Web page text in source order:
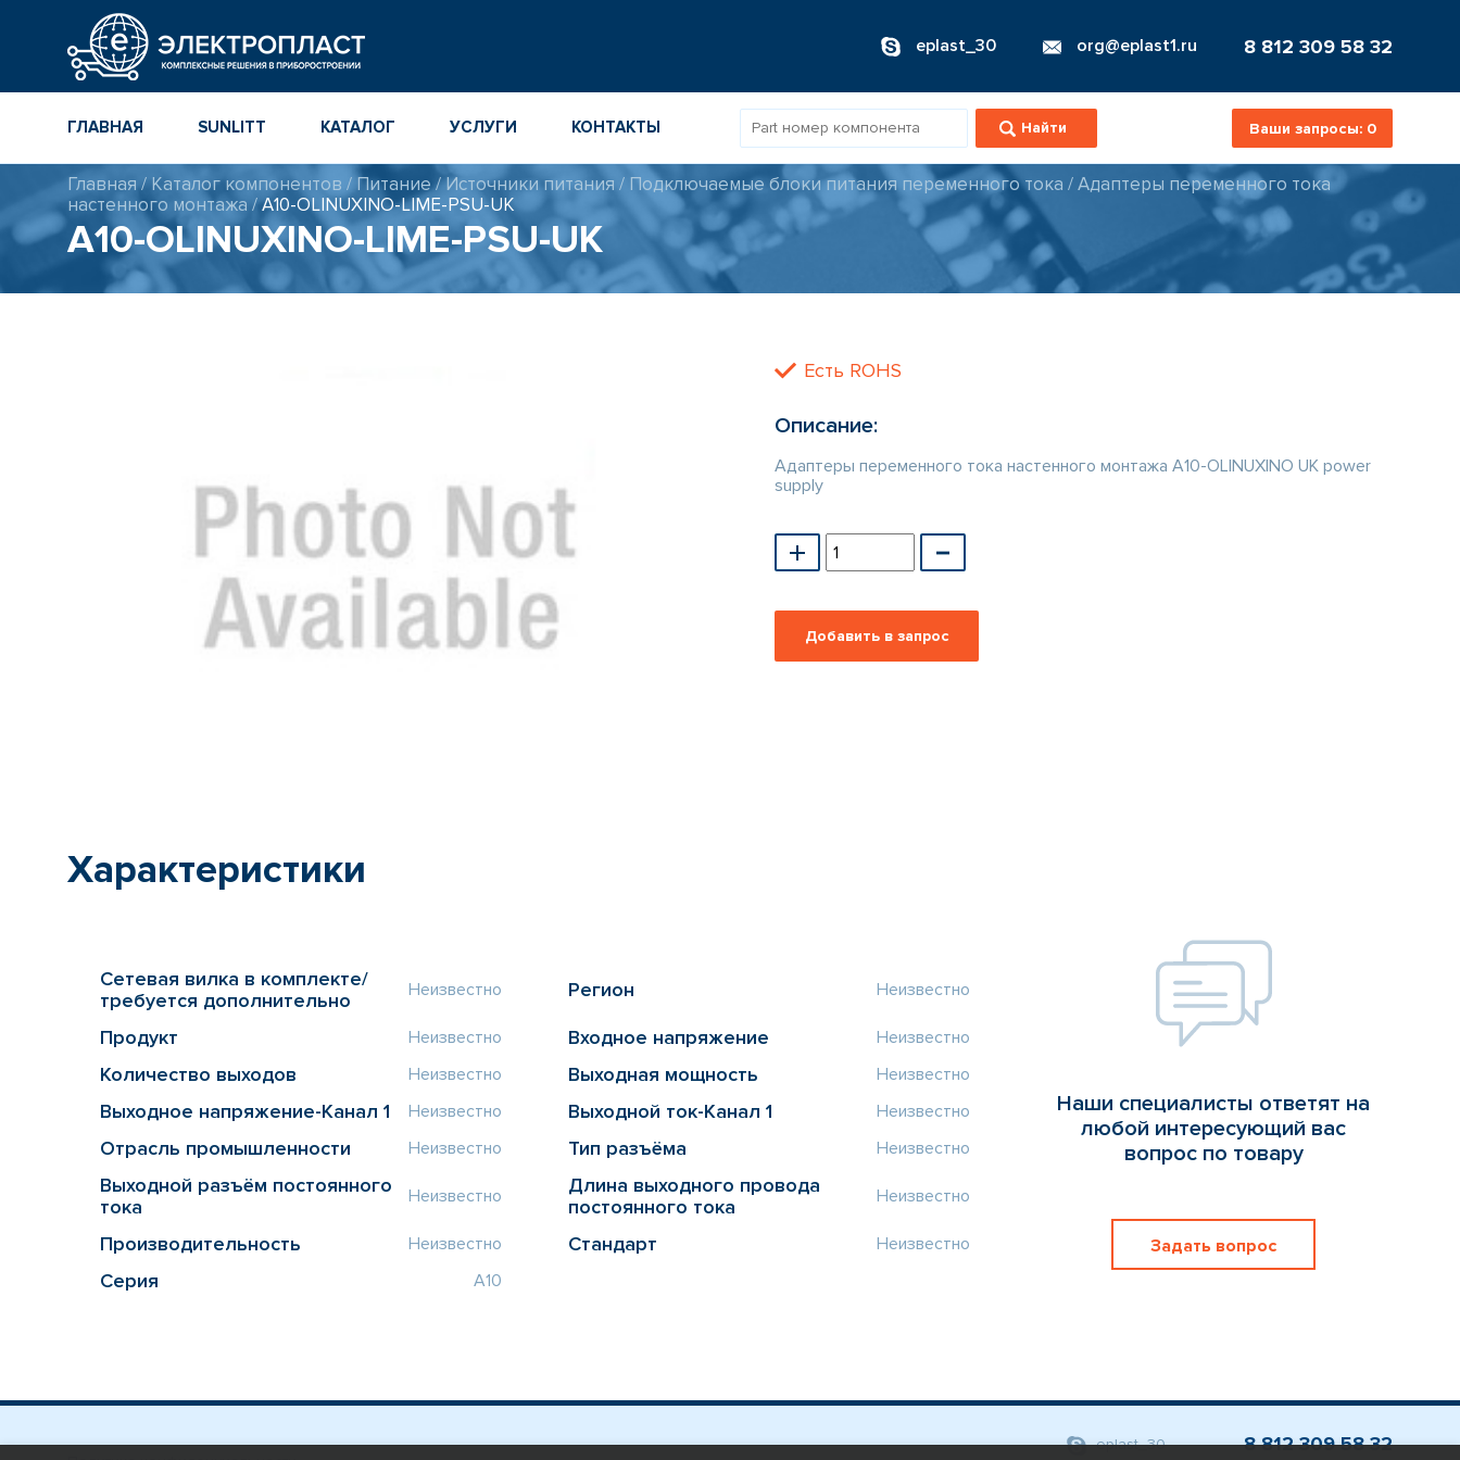
eplast_30 org@eplast1.ru 8 812 309 58 32
ГЛАВНАЯ SUNLITT
МНОГОСЛОЙНЫЕ
КЕРАМИЧЕСКИЕ ЧИП-
КОНДЕНСАТОРЫ
ПОВЕРХНОСТНОГО
МОНТАЖА MLCC
КАТАЛОГ
КАТАЛОГ
КОМПОНЕНТОВ
КАТАЛОГ ПРИБОРОВ
ИНСТРУМЕНТОВ
УСЛУГИ КОНТАКТЫ Ваши запросы: 0
Главная /Каталог компонентов / Питание/Источники питания / Подключаемые блоки питания переменного тока /Адаптеры переменного тока
настенного монтажа /A10-OLINUXINO-LIME-PSU-UK
A10-OLINUXINO-LIME-PSU-UK
Есть ROHS
Описание:
Адаптеры переменного тока настенного монтажа A10-OLINUXINO UK power
supply
Характеристики
Сетевая вилка в комплекте/
требуется дополнительно
Неизвестно Регион Неизвестно
Продукт Неизвестно Входное напряжение Неизвестно
Количество выходов Неизвестно Выходная мощность Неизвестно
Выходное напряжение-Канал 1 Неизвестно Выходной ток-Канал 1 Неизвестно
Отрасль промышленности Неизвестно Тип разъёма Неизвестно
Выходной разъём постоянного
тока
Неизвестно
Длина выходного провода
постоянного тока
Неизвестно
Производительность Неизвестно Стандарт Неизвестно
Серия A10
Наши специалисты ответят на
любой интересующий вас
вопрос по товару
Задать вопрос
eplast_30 8 812 309 58 32